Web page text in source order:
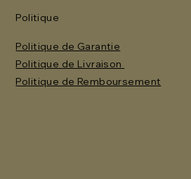
Politique
Politique de Garantie
Politique de Livraison
Politique de Remboursement